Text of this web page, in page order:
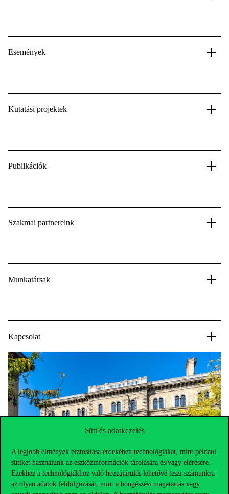
Süti és adatkezelés
A legjobb élmények biztosítása érdekében technológiákat, mint például
sütiket használunk az eszközinformációk tárolására és/vagy elérésére.
Ezekhez a technológiákhoz való hozzájárulás lehetővé teszi számunkra
az olyan adatok feldolgozását, mint a böngészési magatartás vagy
Események
Kutatási projektek
Publikációk
Szakmai partnereink
Munkatársak
Kapcsolat